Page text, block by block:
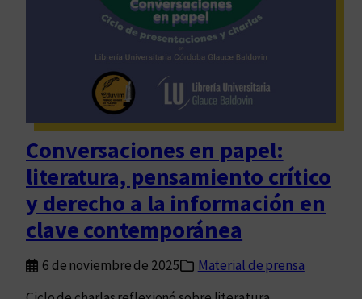
Conversaciones en papel:
literatura, pensamiento crítico
y derecho a la información en
clave contemporánea
6 de noviembre de 2025
Material de prensa